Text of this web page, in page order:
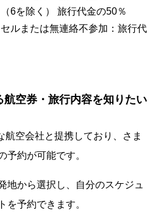
6を除く） 旅行代金の50％
ルまたは無連絡不参加：旅行代
空券・旅行内容を知りたい
航空会社と提携しており、さま
予約が可能です。
地から選択し、自分のスケジュ
を予約できます。